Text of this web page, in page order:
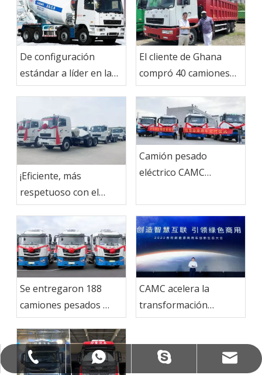
De configuración
estándar a líder en la
industria: camión
El cliente de Ghana
compró 40 camiones
CAMC
¡Eficiente, más
respetuoso con el
medio ambiente!Se
enviaron 15 tractores
CAMC LNG al mercado
indonesio
Camión pesado
eléctrico CAMC
Se entregaron 188
camiones pesados ​​
CAMC a Ma Steel
Group
CAMC acelera la
transformación
ecológica e impulsa la
de vehículos
comerciales de nueva
+86-13335550888
+8613955563190
+8613335550888
camcexport@camcexport.com